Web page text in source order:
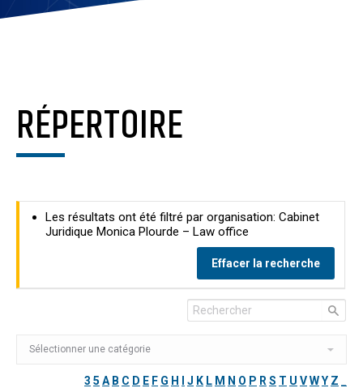
RÉPERTOIRE
Les résultats ont été filtré par organisation: Cabinet
Juridique Monica Plourde – Law office
Effacer la recherche
3 5 A B C D E F G H J K L M N O P R S T U VWY Z